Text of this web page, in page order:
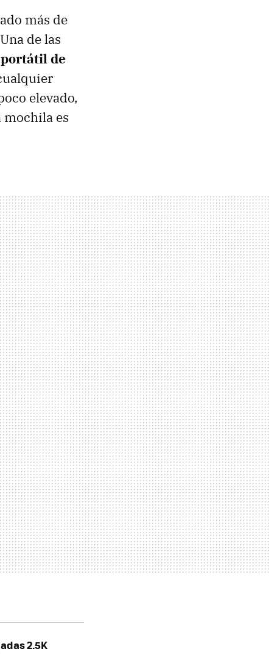
más de
de las
de
elevado,
mochila es
2.5K